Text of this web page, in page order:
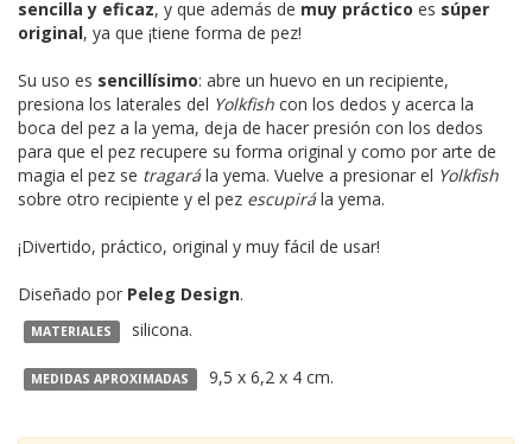
sencilla y eficaz, y que además de muy práctico es súper
original, ya que ¡tiene forma de pez!
Su uso es sencillísimo: abre un huevo en un recipiente,
presiona los laterales del Yolkfish con los dedos y acerca la
boca del pez a la yema, deja de hacer presión con los dedos
para que el pez recupere su forma original y como por arte de
magia el pez se tragarála yema. Vuelve a presionar el Yolkfish
sobre otro recipiente y el pez escupirála yema.
¡Divertido, práctico, original y muy fácil de usar!
Diseñado por Peleg Design.
MATERIALES silicona.
MEDIDAS APROXIMADAS 9,5 x 6,2 x 4 cm.